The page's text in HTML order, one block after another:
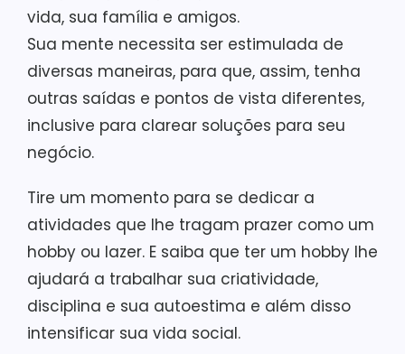
vida, sua família e amigos.
Sua mente necessita ser estimulada de
diversas maneiras, para que, assim, tenha
outras saídas e pontos de vista diferentes,
inclusive para clarear soluções para seu
negócio.
Tire um momento para se dedicar a
atividades que lhe tragam prazer como um
hobby ou lazer. E saiba que ter um hobby lhe
ajudará a trabalhar sua criatividade,
disciplina e sua autoestima e além disso
intensificar sua vida social.